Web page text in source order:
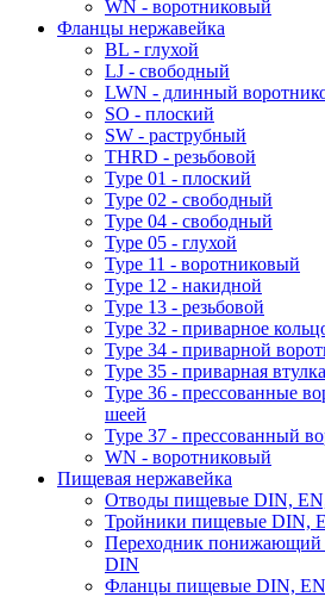
WN - воротниковый
Фланцы нержавейка
BL - глухой
LJ - свободный
LWN - длинный
SO - плоский
SW - раструбный
THRD - резьбовой
Type 01 - плоский
Type 02 - свободный
Type 04 - свободный
Type 05 - глухой
Type 11 - воротниковый
Type 12 - накидной
Type 13 - резьбовой
Type 32 - приварное
Type 34 - приварной
Type 35 - приварная втулка
Type 36 - прессованные
шеей
Type 37 - прессованный
WN - воротниковый
Пищевая нержавейка
Отводы пищевые DIN,
Тройники пищевые DIN,
Переходник понижающий
DIN
Фланцы пищевые DIN, EN